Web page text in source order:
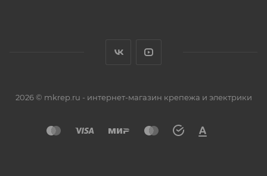
2026 © mkrep.ru - интернет-магазин крепежа и электрики